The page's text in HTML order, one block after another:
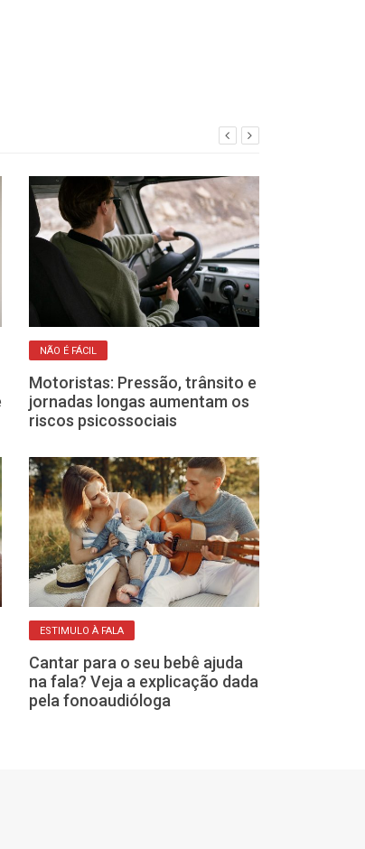
NÃO É FÁCIL
Motoristas: Pressão, trânsito e
jornadas longas aumentam os
riscos psicossociais
ESTIMULO À FALA
Cantar para o seu bebê ajuda
na fala? Veja a explicação dada
pela fonoaudióloga